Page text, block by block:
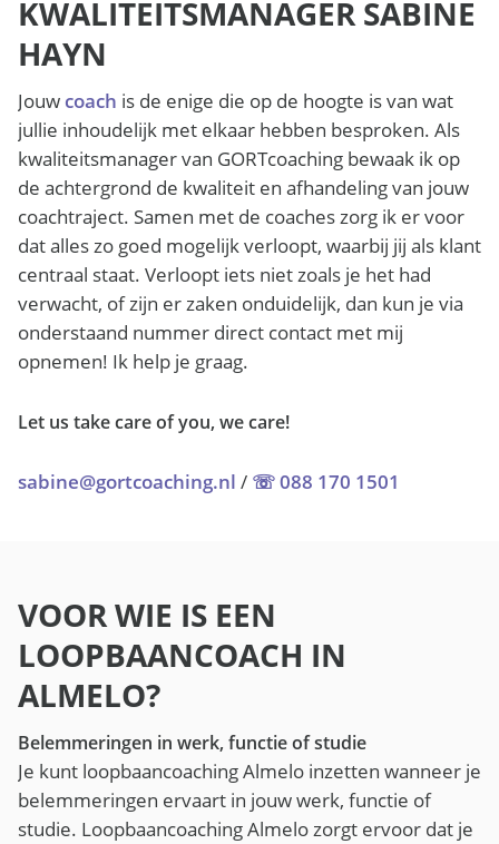
KWALITEITSMANAGER SABINE
HAYN
Jouw coach is de enige die op de hoogte is van wat
jullie inhoudelijk met elkaar hebben besproken. Als
kwaliteitsmanager van GORTcoaching bewaak ik op
de achtergrond de kwaliteit en afhandeling van jouw
coachtraject. Samen met de coaches zorg ik er voor
dat alles zo goed mogelijk verloopt, waarbij jij als klant
centraal staat. Verloopt iets niet zoals je het had
verwacht, of zijn er zaken onduidelijk, dan kun je via
onderstaand nummer direct contact met mij
opnemen! Ik help je graag.
Let us take care of you, we care!
sabine@gortcoaching.nl / ☏ 088 170 1501
VOOR WIE IS EEN
LOOPBAANCOACH IN
ALMELO?
Belemmeringen in werk, functie of studie
Je kunt loopbaancoaching Almelo inzetten wanneer je
belemmeringen ervaart in jouw werk, functie of
studie. Loopbaancoaching Almelo zorgt ervoor dat je